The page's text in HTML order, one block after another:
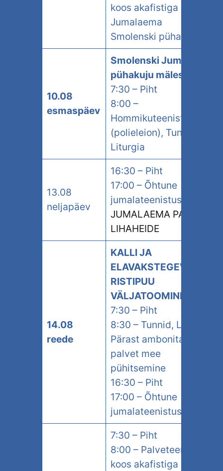
koos akafistiga
Jumalaema
Smolenski pühakujule
10.08
esmaspäev
Smolenski Jumalaema
pühakuju mälestus
7:30 – Piht
8:00 –
Hommikuteenistus
(polieleion), Tunnid,
Liturgia
13.08
neljapäev
16:30 – Piht
17:00 – Õhtune
jumalateenistus
JUMALAEMA PAASTU
LIHAHEIDE
14.08
reede
KALLI JA
ELAVAKSTEGEVA
RISTIPUU
VÄLJATOOMINE
7:30 – Piht
8:30 – Tunnid, Liturgia
Pärast ambonitagust
palvet mee
pühitsemine
16:30 – Piht
17:00 – Õhtune
jumalateenistus
7:30 – Piht
8:00 – Palveteenistus
koos akafistiga